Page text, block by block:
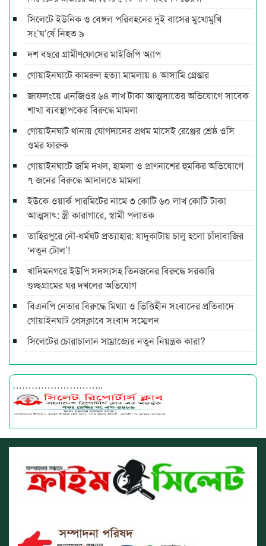
সিলেটে ইউনিক ও বেঙ্গল পরিবহনের দুই বাসের মুখোমুখি
সং’ঘ’র্ষে নিহত ৯
দশ বছ‌রে গ্রামীণ‌ফো‌সের মাইজিপি অ্যাপ
গোয়াইনঘাটে কামরুল হত্যা মামলায় ৪ আসামি গ্রেপ্তার
জাফলংয়ে এনজিওর ৬৪ লাখ টাকা আত্মসাতের অভিযোগে সাবেক
শাখা ব্যবস্থাপকের বিরুদ্ধে মামলা
গোয়াইনঘাট থানায় যোগদানের প্রথম মাসেই রেঞ্জের শ্রেষ্ঠ ওসি
ওমর ফারুক
গোয়াইনঘাটে জমি দখল, হামলা ও প্রাণনাশের হুমকির অভিযোগে
৭ জনের বিরুদ্ধে আদালতে মামলা
ইউকে ওয়ার্ক পারমিটের নামে ৩ কোটি ৬০ লাখ কোটি টাকা
আত্মসাৎ: স্ত্রী কারাগারে, স্বামী পলাতক
তাহিরপুরে নৌ-ধর্মঘট প্রত্যাহার: যাদুকাটায় চালু হলো চাঁদাবাজির
‘নতুন টোল’!
খাদিমনগরে ইউপি সদস্যসহ তিনজনের বিরুদ্ধে সরকারি
গুচ্ছগ্রামের ঘর দখলের অভিযোগ
বিএনপি নেতার বিরুদ্ধে মিথ্যা ও ভিত্তিহীন সংবাদের প্রতিবাদে
গোয়াইনঘাট প্রেসক্লাবে সংবাদ সম্মেলন
সিলেটের চোরাচালান সাম্রাজ্যের নতুন নিয়ন্ত্রক কারা?
………………………..